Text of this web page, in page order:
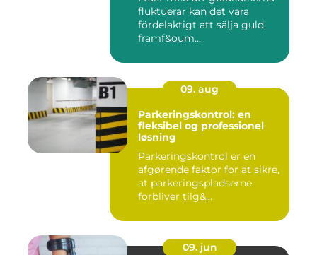
fluktuerar kan det vara
fördelaktigt att sälja guld,
framf&oum...
09. aug
Parkeringskontrol: en
fleksibel og professionel
løsning
Parkeringskontrol er en
afgørende faktor for at sikre,
at parkeringspladserne
forbliver tilg&...
09. jun